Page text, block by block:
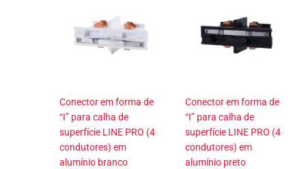
Conector em forma de
“I” para calha de
superfície LINE PRO (4
condutores) em
alumínio branco
Conector em forma de
“I” para calha de
superfície LINE PRO (4
condutores) em
alumínio preto